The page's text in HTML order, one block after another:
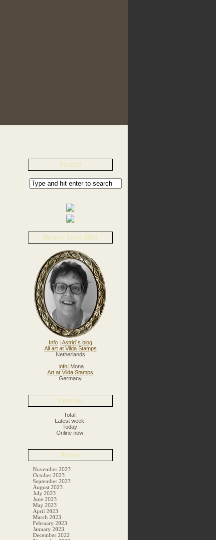
Search
Design Team 2021
Info| Astrid´s blog
All art at Vilda Stamps
Netherlands
Info| Mona
Art at Vilda Stamps
Germany
Visitors
Total:
Latest week:
Today:
Online now:
Archiv
November 2023
October 2023
September 2023
August 2023
July 2023
June 2023
May 2023
April 2023
March 2023
February 2023
January 2023
December 2022